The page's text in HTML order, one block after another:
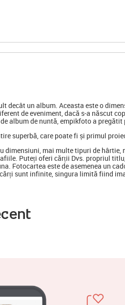
decât un album. Aceasta este o
de eveniment, dacă s-a născut
album de nuntă, empikfoto a pregătit
superbă, care poate fi și primul
dimensiuni, mai multe tipuri de
Puteți oferi cărții Dvs. propriul
Fotocartea este de asemenea un
sunt infinite, singura limită fiind